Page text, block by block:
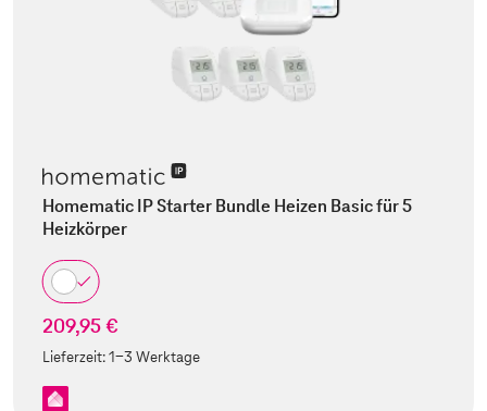
Homematic IP Starter Bundle Heizen Basic für 5
Heizkörper
209,95 €
Lieferzeit:1-3 Werktage